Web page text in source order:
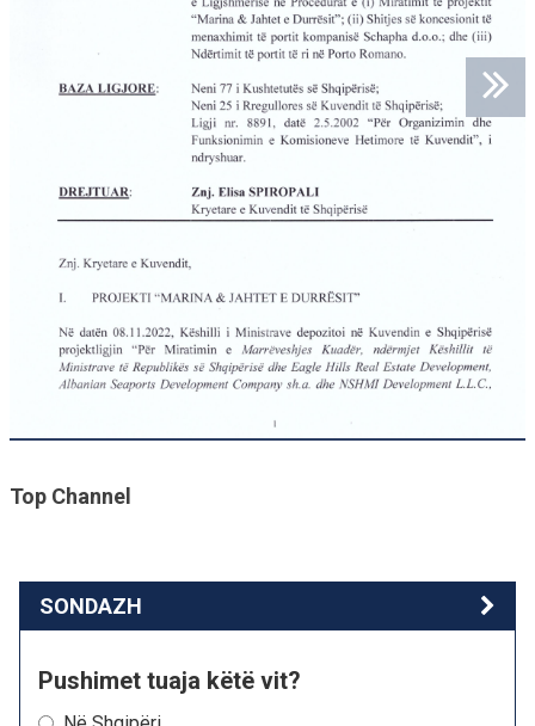
Top Channel
SONDAZH
Pushimet tuaja këtë vit?